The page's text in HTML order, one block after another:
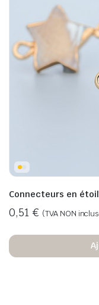
Connecteurs en
0,51 € (TVA NON